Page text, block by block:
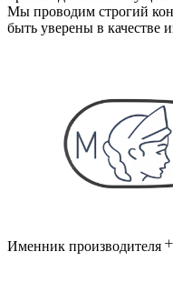
Мы проводим строгий
быть уверены в качестве
Именник производителя